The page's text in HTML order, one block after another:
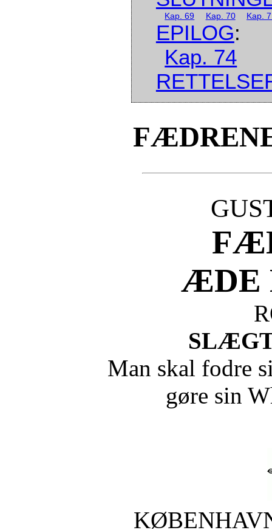
Kap. 69 Kap. 70 Kap.
EPILOG:
Kap. 74
ÆDE
Man skal fodre
gøre sin